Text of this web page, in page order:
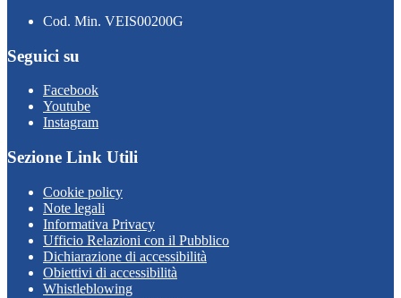
Cod. Min. VEIS00200G
Seguici su
Facebook
Youtube
Instagram
Sezione Link Utili
Cookie policy
Note legali
Informativa Privacy
Ufficio Relazioni con il Pubblico
Dichiarazione di accessibilità
Obiettivi di accessibilità
Whistleblowing